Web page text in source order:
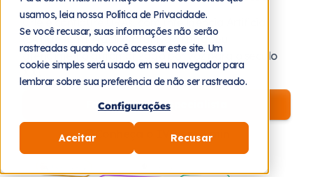
usamos, leia nossa Política de Privacidade.
Se você recusar, suas informações não serão
rastreadas quando você acessar este site. Um
cookie simples será usado em seu navegador para
lembrar sobre sua preferência de não ser rastreado.
Configurações
Aceitar Recusar
Crie e configure URAs, com Inteligência Artificial
(IA), de forma fácil e intuitiva. Traga seu
atendimento automatizado por voz para o século
XXI.
Falar com um especialista
Conheça o IVR em 3 min